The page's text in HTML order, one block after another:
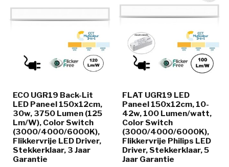
ECO UGR19 Back-Lit
LED Paneel 150x12cm,
30w, 3750 Lumen (125
Lm/W), Color Switch
(3000/4000/6000K),
Flikkervrije LED Driver,
Stekkerklaar, 3 Jaar
Garantie
FLAT UGR19 LED
Paneel 150x12cm, 10-
42w, 100 Lumen/watt,
Color Switch
(3000/4000/6000K),
Flikkervrije Philips LED
Driver, Stekkerklaar, 5
Jaar Garantie